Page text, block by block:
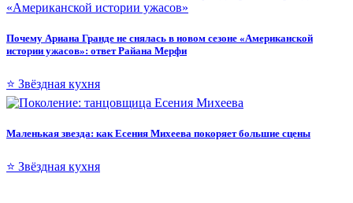
Почему Ариана Гранде не снялась в новом сезоне «Американской
истории ужасов»: ответ Райана Мерфи
⭐ Звёздная кухня
Маленькая звезда: как Есения Михеева покоряет большие сцены
⭐ Звёздная кухня